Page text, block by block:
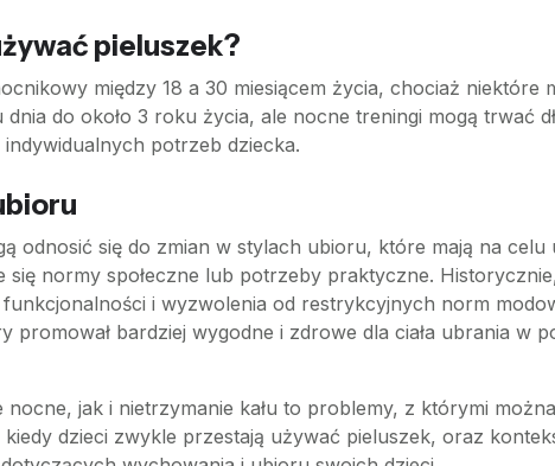
pieluszek?
między 18 a 30 miesiącem życia, chociaż niektóre
do około 3 roku życia, ale nocne treningi mogą trwać
potrzeb dziecka.
odnosić się do zmian w stylach ubioru, które mają na
się normy społeczne lub potrzeby praktyczne.
i wyzwolenia od restrykcyjnych norm
promował bardziej wygodne i zdrowe dla ciała ubrania w
jak i nietrzymanie kału to problemy, z którymi
dzieci zwykle przestają używać pieluszek, oraz